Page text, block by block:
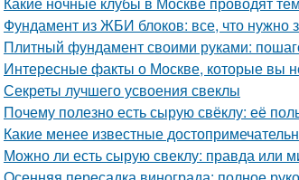
Фундамент из ЖБИ блоков: все, что нужно
Плитный фундамент своими руками:
Интересные факты о Москве, которые вы
Секреты лучшего усвоения свеклы
Почему полезно есть сырую свёклу: её
Какие менее известные
Можно ли есть сырую свеклу: правда или